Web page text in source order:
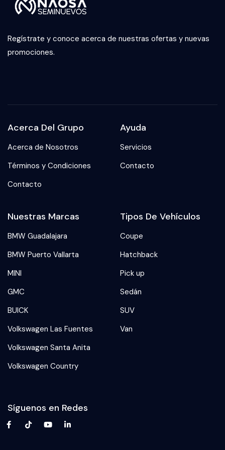
Regístrate y conoce acerca de nuestras ofertas y nuevas
promociones.
Acerca Del Grupo
Acerca de Nosotros
Términos y Condiciones
Contacto
Ayuda
Servicios
Contacto
Nuestras Marcas
BMW Guadalajara
BMW Puerto Vallarta
MINI
GMC
BUICK
Volkswagen Las Fuentes
Volkswagen Santa Anita
Volkswagen Country
Tipos De Vehículos
Coupe
Hatchback
Pick up
Sedán
SUV
Van
Síguenos en Redes